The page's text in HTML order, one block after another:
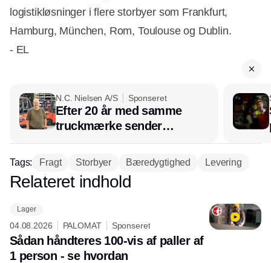
logistikløsninger i flere storbyer som Frankfurt,
Hamburg, München, Rom, Toulouse og Dublin.
- EL
N.C. Nielsen A/S Sponseret
Efter 20 år med samme
truckmærke sender
lagerchef stafetten videre
hos INOX
Tags: Fragt Storbyer Bæredygtighed Levering
Annonce
Relateret indhold
Lager
04.08.2026 PALOMAT Sponseret
Sådan håndteres 100-vis af paller af
1 person - se hvordan